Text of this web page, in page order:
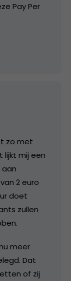
Pay Per
zo met
lijkt mij een
aan
2 euro
doet
zullen
meer
Dat
of zij